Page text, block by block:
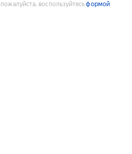
воспользуйтесьформой